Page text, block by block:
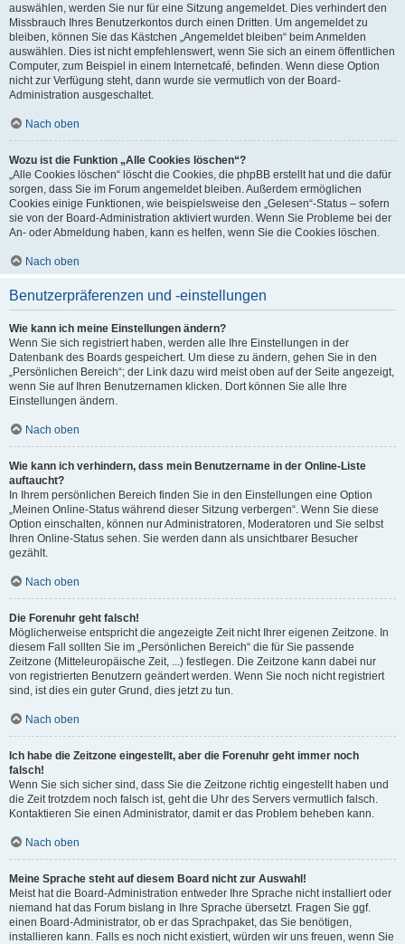
auswählen, werden Sie nur für eine Sitzung angemeldet. Dies verhindert den
Missbrauch Ihres Benutzerkontos durch einen Dritten. Um angemeldet zu
bleiben, können Sie das Kästchen „Angemeldet bleiben“ beim Anmelden
auswählen. Dies ist nicht empfehlenswert, wenn Sie sich an einem öffentlichen
Computer, zum Beispiel in einem Internetcafé, befinden. Wenn diese Option
nicht zur Verfügung steht, dann wurde sie vermutlich von der Board-
Administration ausgeschaltet.
Nach oben
Wozu ist die Funktion „Alle Cookies löschen“?
„Alle Cookies löschen“ löscht die Cookies, die phpBB erstellt hat und die dafür
sorgen, dass Sie im Forum angemeldet bleiben. Außerdem ermöglichen
Cookies einige Funktionen, wie beispielsweise den „Gelesen“-Status – sofern
sie von der Board-Administration aktiviert wurden. Wenn Sie Probleme bei der
An- oder Abmeldung haben, kann es helfen, wenn Sie die Cookies löschen.
Nach oben
Benutzerpräferenzen und -einstellungen
Wie kann ich meine Einstellungen ändern?
Wenn Sie sich registriert haben, werden alle Ihre Einstellungen in der
Datenbank des Boards gespeichert. Um diese zu ändern, gehen Sie in den
„Persönlichen Bereich“; der Link dazu wird meist oben auf der Seite angezeigt,
wenn Sie auf Ihren Benutzernamen klicken. Dort können Sie alle Ihre
Einstellungen ändern.
Nach oben
Wie kann ich verhindern, dass mein Benutzername in der Online-Liste
auftaucht?
In Ihrem persönlichen Bereich finden Sie in den Einstellungen eine Option
„Meinen Online-Status während dieser Sitzung verbergen“. Wenn Sie diese
Option einschalten, können nur Administratoren, Moderatoren und Sie selbst
Ihren Online-Status sehen. Sie werden dann als unsichtbarer Besucher
gezählt.
Nach oben
Die Forenuhr geht falsch!
Möglicherweise entspricht die angezeigte Zeit nicht Ihrer eigenen Zeitzone. In
diesem Fall sollten Sie im „Persönlichen Bereich“ die für Sie passende
Zeitzone (Mitteleuropäische Zeit, ...) festlegen. Die Zeitzone kann dabei nur
von registrierten Benutzern geändert werden. Wenn Sie noch nicht registriert
sind, ist dies ein guter Grund, dies jetzt zu tun.
Nach oben
Ich habe die Zeitzone eingestellt, aber die Forenuhr geht immer noch
falsch!
Wenn Sie sich sicher sind, dass Sie die Zeitzone richtig eingestellt haben und
die Zeit trotzdem noch falsch ist, geht die Uhr des Servers vermutlich falsch.
Kontaktieren Sie einen Administrator, damit er das Problem beheben kann.
Nach oben
Meine Sprache steht auf diesem Board nicht zur Auswahl!
Meist hat die Board-Administration entweder Ihre Sprache nicht installiert oder
niemand hat das Forum bislang in Ihre Sprache übersetzt. Fragen Sie ggf.
einen Board-Administrator, ob er das Sprachpaket, das Sie benötigen,
installieren kann. Falls es noch nicht existiert, würden wir uns freuen, wenn Sie